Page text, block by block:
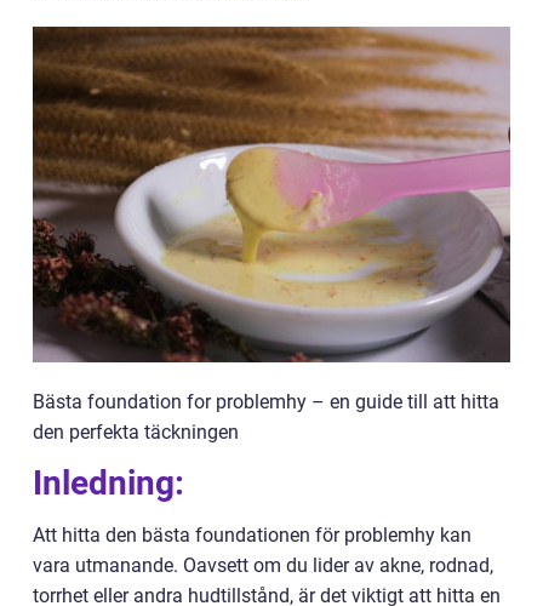
Bästa foundation for problemhy – en guide till att hitta
den perfekta täckningen
Inledning:
Att hitta den bästa foundationen för problemhy kan
vara utmanande. Oavsett om du lider av akne, rodnad,
torrhet eller andra hudtillstånd, är det viktigt att hitta en